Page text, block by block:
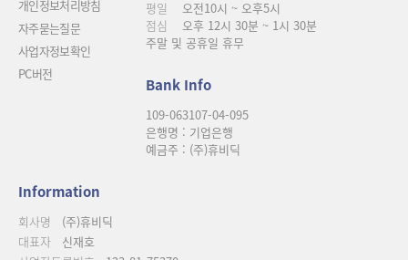
개인정보처리방침
자주묻는질문
사업자정보확인
PC버전
평일
오전10시 ~ 오후5시
점심
오후 12시 30분 ~ 1시 30분
주말 및 공휴일 휴무
Bank Info
109-063107-04-095
은행명 : 기업은행
예금주 : (주)휴비딕
Information
회사명
(주)휴비딕
대표자
신재호